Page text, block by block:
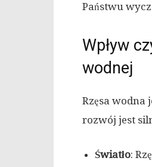
Państwu
Wpływ
wodnej
Rzęsa wodna
rozwój jest
Światło: